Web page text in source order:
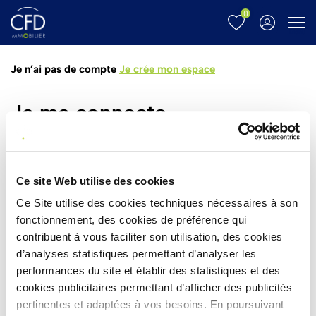
Ce site Web utilise des cookies
Ce Site utilise des cookies techniques nécessaires à son
fonctionnement, des cookies de préférence qui
contribuent à vous faciliter son utilisation, des cookies
d’analyses statistiques permettant d’analyser les
performances du site et établir des statistiques et des
cookies publicitaires permettant d’afficher des publicités
pertinentes et adaptées à vos besoins. En poursuivant
0
Je n’ai pas de compte Je crée mon espace
Je me connecte
Mot de passe*
Mot de passe oublié ?
CONNEXION